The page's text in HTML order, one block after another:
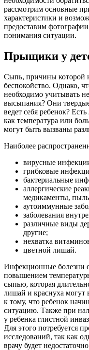
рассмотрим основные
характеристики и
предоставим
понимания ситуации.
Прыщики у
Сыпь, причины которой
беспокойство. Однако,
необходимо учитывать
высыпания? Они
ведет себя ребенок?
как температура или
могут быть вызваны
Наиболее
вирусные
грибковые
бактериальные
аллергические
медикаменты,
аутоиммунные
заболевания
различные виды
другие;
нехватка
цветной лишай.
Инфекционные болезни
повышением
сыпью, которая
лишай и краснуха могут
к тому, что ребенок
ситуацию. Также при
у ребенка глистной
Для этого потребуется
исследований, так как
врачу будет